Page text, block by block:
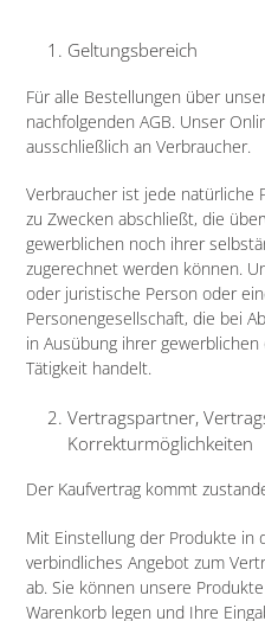
Geltungsbereich
Für alle Bestellungen über
nachfolgenden AGB. Unser
ausschließlich an Verbraucher.
Verbraucher ist jede natürliche
zu Zwecken abschließt, die
gewerblichen noch ihrer
zugerechnet werden können.
oder juristische Person oder
Personengesellschaft, die bei
in Ausübung ihrer
Tätigkeit handelt.
Vertragspartner,
Korrekturmöglichkeiten
Der Kaufvertrag kommt
Mit Einstellung der Produkte in
verbindliches Angebot zum
ab. Sie können unsere
Warenkorb legen und Ihre